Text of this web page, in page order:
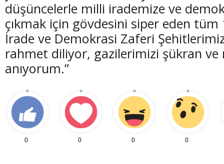
düşüncelerle milli irademize ve
çıkmak için gövdesini siper eden
İrade ve Demokrasi Zaferi
rahmet diliyor, gazilerimizi şükran ve
anıyorum.”
0 0 0 0